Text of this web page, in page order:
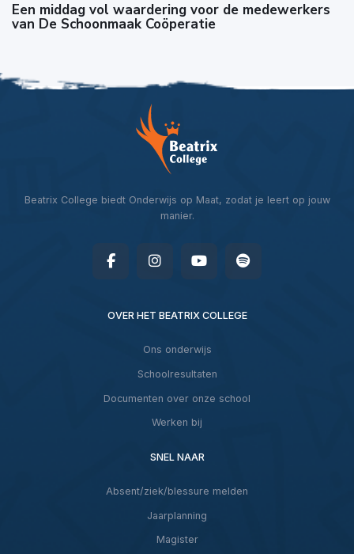
Een middag vol waardering voor de medewerkers
van De Schoonmaak Coöperatie
Beatrix College biedt Onderwijs op Maat, zodat je leert op jouw
manier.
OVER HET BEATRIX COLLEGE
Ons onderwijs
Schoolresultaten
Documenten over onze school
Werken bij
SNEL NAAR
Absent/ziek/blessure melden
Jaarplanning
Magister